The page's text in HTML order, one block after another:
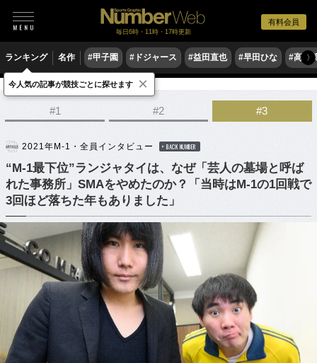
有料会員
毎日6時・11時・17時更新
ランキング 名作 #甲子園 #ドジャース #益田直也 #早田ひな #高木
〉
他競技
#1 #2 #3
2021年M-1・全員インタビュー BACK NUMBER
“M-1最下位”ランジャタイは、なぜ「芸人の墓場と呼ば
れた事務所」SMAをやめたのか？「当時はM-1の1回戦で
3回ほど落ちた年もありました」
今人気の記事が競技ごとに探せます ×